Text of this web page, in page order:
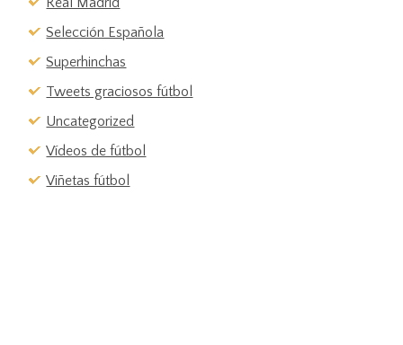
Selección Española
Superhinchas
Tweets graciosos fútbol
Uncategorized
Vídeos de fútbol
Viñetas fútbol